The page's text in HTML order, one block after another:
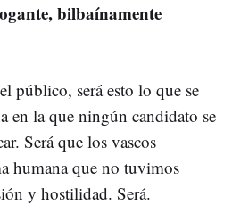
bilbaínamente
público, será esto lo que se
en la que ningún candidato se
Será que los vascos
humana que no tuvimos
y hostilidad. Será.